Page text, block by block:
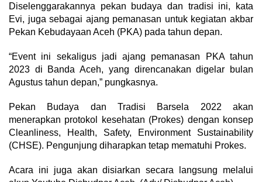
Diselenggarakannya pekan budaya dan tradisi ini, kata
Evi, juga sebagai ajang pemanasan untuk kegiatan akbar
Pekan Kebudayaan Aceh (PKA) pada tahun depan.
“Event ini sekaligus jadi ajang pemanasan PKA tahun
2023 di Banda Aceh, yang direncanakan digelar bulan
Agustus tahun depan,” pungkasnya.
Pekan Budaya dan Tradisi Barsela 2022 akan
menerapkan protokol kesehatan (Prokes) dengan konsep
Cleanliness, Health, Safety, Environment Sustainability
(CHSE). Pengunjung diharapkan tetap mematuhi Prokes.
Acara ini juga akan disiarkan secara langsung melalui